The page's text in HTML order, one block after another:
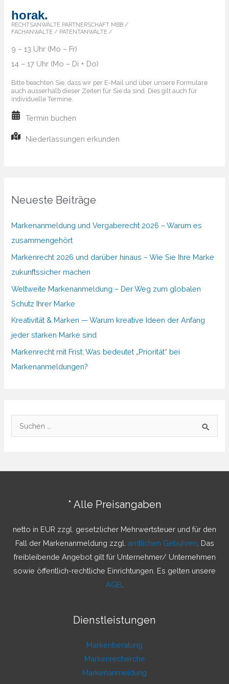
horak.
RECHTSANWÄLTE PARTNERSCHAFT MBB /
FACHANWÄLTE / PATENTANWÄLTE /
9 – 13 Uhr (Mo – Fr)
14 – 17 Uhr (Mo – Di + Do)
Bitte beachten Sie, dass wir per E-Mail und über unsere Formulare
auch ausserhalb dieser Zeiten für Sie da sind. Dies gilt auch für
individuelle Termine.
Termin buchen
Niederlassungen erkunden
Neueste Beiträge
Markenanmeldung und Vergaberecht 2026 – Warum es
zusammengehört
Markenrecht 2026 und darüber hinaus – Wie Sie Ihre Marke
zukunftssicher machen
Weltweite Markenanmeldung – Der Weg zum globalen
Schutz Ihrer Marke
Kreativität & Marken — Warum kreative Ideen der Anfang
jeder starken Marke sind
Markenrecht mit Frist: Was bedeutet „Priorität“ bei
Markenanmeldungen?
u
h
* Alle Preisangaben
netto in EUR zzgl. gesetzlicher Mehrwertsteuer und für den
Fall der Markenanmeldung zzgl. amtlichen Gebühren . Das
freibleibende Angebot gilt für Unternehmer/ Unternehmen
sowie öffentlich-rechtliche Einrichtungen. Es gelten unsere
AGB
Dienstleistungen
Markenberatung
Markenrecherche
Markenanmeldung